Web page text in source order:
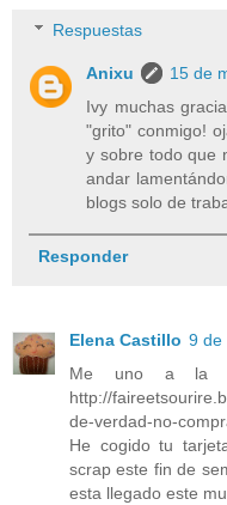
Respuestas
Anixu
15 de
Ivy muchas
"grito" conmigo!
y sobre todo que
andar
blogs solo de
Responder
Elena Castillo 9 de
Me uno a la
http://
de-verdad-no-
He cogido tu
scrap este fin de
esta llegado este